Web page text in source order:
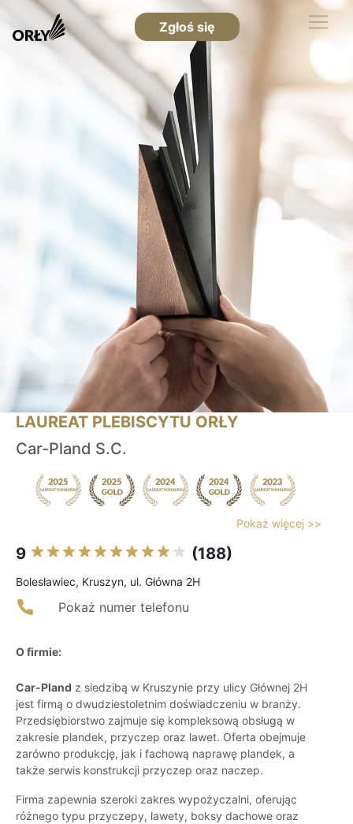
Zgłoś się
LAUREAT PLEBISCYTU ORŁY
Car-Pland S.C.
Pokaż więcej >>
9 (188)
Bolesławiec, Kruszyn, ul. Główna 2H
Pokaż numer telefonu
O firmie:
Car-Pland z siedzibą w Kruszynie przy ulicy Głównej 2H
jest firmą o dwudziestoletnim doświadczeniu w branży.
Przedsiębiorstwo zajmuje się kompleksową obsługą w
zakresie plandek, przyczep oraz lawet. Oferta obejmuje
zarówno produkcję, jak i fachową naprawę plandek, a
także serwis konstrukcji przyczep oraz naczep.
Firma zapewnia szeroki zakres wypożyczalni, oferując
różnego typu przyczepy, lawety, boksy dachowe oraz